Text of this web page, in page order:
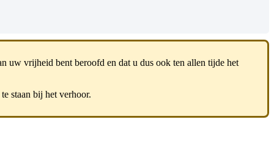
uw vrijheid bent beroofd en dat u dus ook ten allen tijde het
staan bij het verhoor.